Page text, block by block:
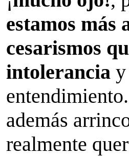
estamos más
cesarismos
intolerancia
además
realmente